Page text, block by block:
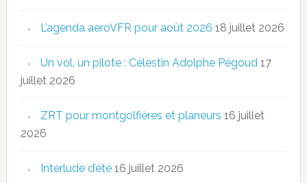
L’agenda aeroVFR pour août 2026 18 juillet 2026
Un vol, un pilote : Célestin Adolphe Pégoud 17
juillet 2026
ZRT pour montgolfières et planeurs 16 juillet
2026
Interlude d’été 16 juillet 2026